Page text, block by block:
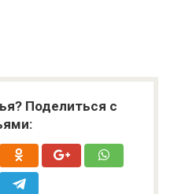
Поделиться с